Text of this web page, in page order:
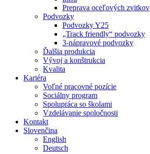
Preprava oceľových zvitkov
Podvozky
Podvozky Y25
„Track friendly“ podvozky
3-nápravové podvozky
Ďalšia produkcia
Vývoj a konštrukcia
Kvalita
Kariéra
Voľné pracovné pozície
Sociálny program
Spolupráca so školami
Vzdelávanie spoločnosti
Kontakt
Slovenčina
English
Deutsch